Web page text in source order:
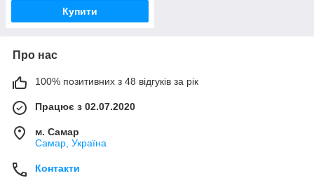
Купити
Про нас
100% позитивних з 48 відгуків за рік
Працює з 02.07.2020
м. Самар
Самар, Україна
Контакти